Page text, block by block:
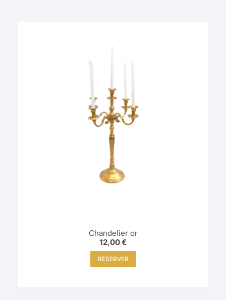
Chandelier or
12,00€
RÉSERVER